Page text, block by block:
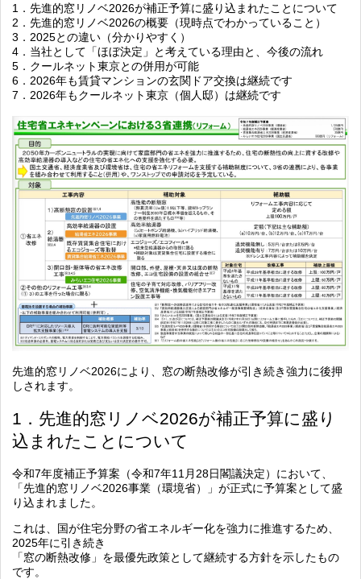
1．先進的窓リノベ2026が補正予算に盛り込まれたことについて
2．先進的窓リノベ2026の概要（現時点でわかっていること）
3．2025との違い（分かりやすく）
4．当社として「ほぼ決定」と考えている理由と、今後の流れ
5．クールネット東京との併用が可能
6．2026年も賃貸マンションの玄関ドア交換は継続です
7．2026年もクールネット東京（個人邸）は継続です
先進的窓リノベ2026により、窓の断熱改修が引き続き強力に後押
しされます。
1．先進的窓リノベ2026が補正予算に盛り
込まれたことについて
令和7年度補正予算案（令和7年11月28日閣議決定）において、
「先進的窓リノベ2026事業（環境省）」が正式に予算案として盛
り込まれました。
これは、国が住宅分野の省エネルギー化を強力に推進するため、
2025年に引き続き
「窓の断熱改修」を最優先政策として継続する方針を示したもの
です。